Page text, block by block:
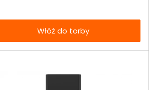
Włóż do torby